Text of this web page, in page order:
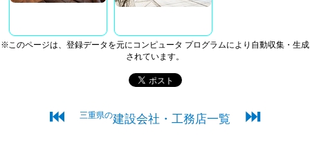
※このページは、登録データを元にコンピュータ プログラムにより自動収集・生成
されています。
⏮ 三重県の建設会社・工務店一覧 ⏭